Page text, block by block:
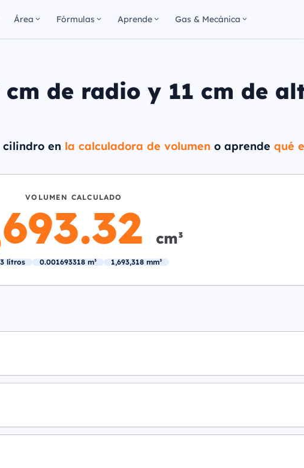
Área Fórmulas Aprende Gas & Mecánica
de radio y 11 cm de
cilindro en la calculadora de volumen o aprende qué
VOLUMEN CALCULADO
cm³
litros 0.001693318 m³ 1,693,318 mm³